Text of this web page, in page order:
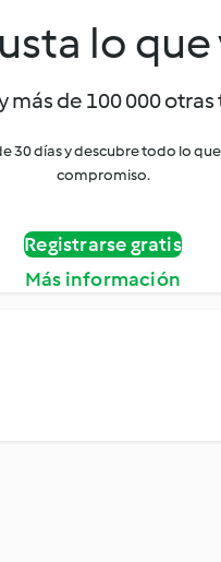
lo que
más de 100 000
30 días y descubre todo lo
compromiso.
Registrarse gratis
Más información